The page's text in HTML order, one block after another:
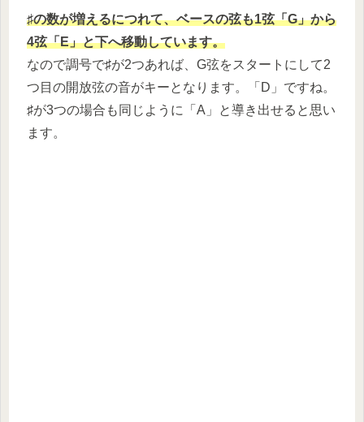
♯の数が増えるにつれて、ベースの弦も1弦「G」から
4弦「E」と下へ移動しています。
なので調号で♯が2つあれば、G弦をスタートにして2
つ目の開放弦の音がキーとなります。「D」ですね。
♯が3つの場合も同じように「A」と導き出せると思い
ます。